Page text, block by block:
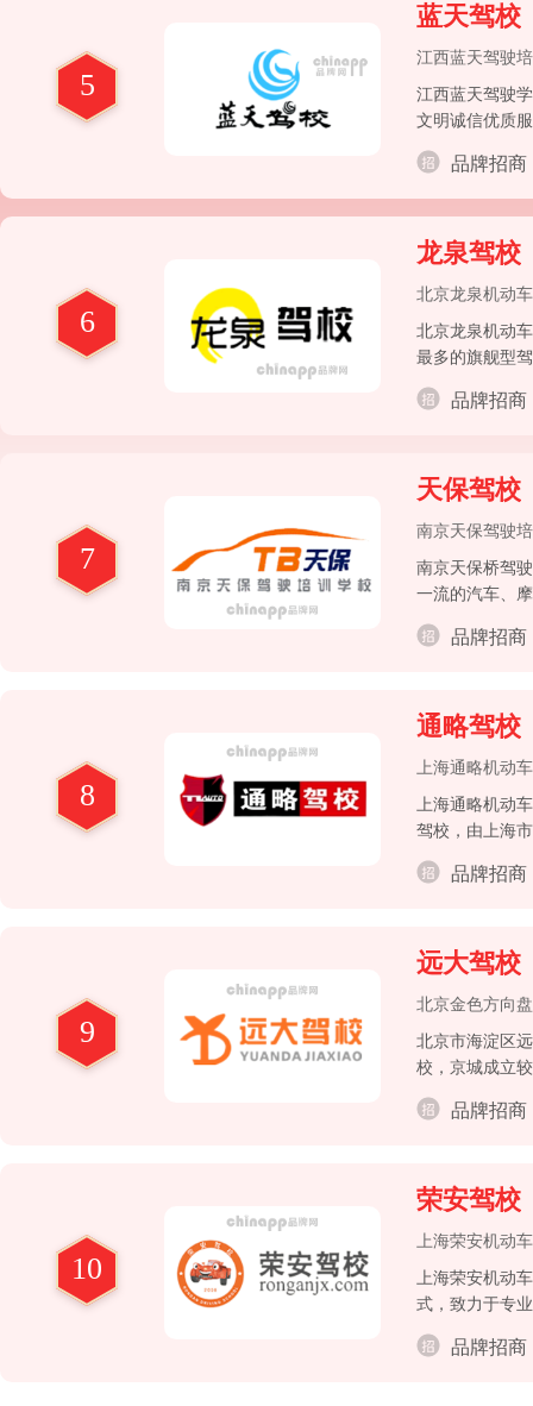
5
蓝天驾校
江西蓝天驾驶
江西蓝天驾驶
文明诚信优质
位，江西省先
品牌招商
6
龙泉驾校
北京龙泉机动
北京龙泉机动
最多的旗舰型
校，首都花园
品牌招商
7
天保驾校
南京天保驾驶
南京天保桥驾
一流的汽车、
校。
品牌招商
8
通略驾校
上海通略机动
上海通略机动
驾校，由上海
校。
品牌招商
9
远大驾校
北京金色方向
北京市海淀区
校，京城成立
品牌招商
10
荣安驾校
上海荣安机动
上海荣安机动
式，致力于专
品牌招商